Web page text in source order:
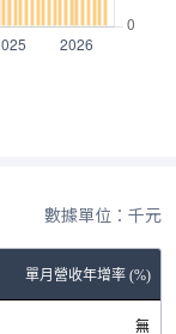
數據單位：千元
單月營收年增率 (%)
無